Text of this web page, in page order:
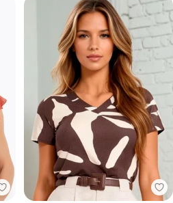
Quintess - Blusa (Listras